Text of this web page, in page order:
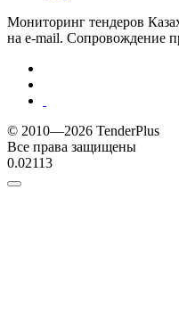
Мониторинг тендеров
на e-mail. Сопровождение
© 2010—2026 TenderPlus
Все права защищены
0.02113